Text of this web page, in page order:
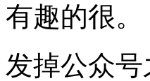
有趣的很。
发掉公众